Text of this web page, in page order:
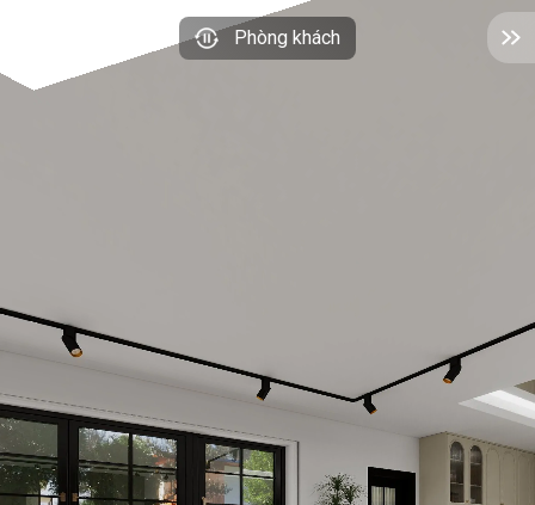
Phòng khách